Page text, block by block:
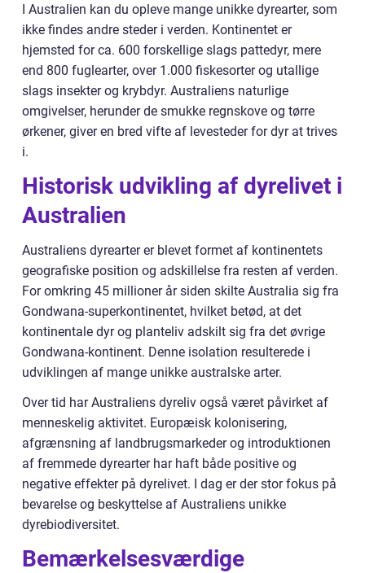
I Australien kan du opleve mange unikke dyrearter, som
ikke findes andre steder i verden. Kontinentet er
hjemsted for ca. 600 forskellige slags pattedyr, mere
end 800 fuglearter, over 1.000 fiskesorter og utallige
slags insekter og krybdyr. Australiens naturlige
omgivelser, herunder de smukke regnskove og tørre
ørkener, giver en bred vifte af levesteder for dyr at trives
i.
Historisk udvikling af dyrelivet i
Australien
Australiens dyrearter er blevet formet af kontinentets
geografiske position og adskillelse fra resten af verden.
For omkring 45 millioner år siden skilte Australia sig fra
Gondwana-superkontinentet, hvilket betød, at det
kontinentale dyr og planteliv adskilt sig fra det øvrige
Gondwana-kontinent. Denne isolation resulterede i
udviklingen af mange unikke australske arter.
Over tid har Australiens dyreliv også været påvirket af
menneskelig aktivitet. Europæisk kolonisering,
afgrænsning af landbrugsmarkeder og introduktionen
af fremmede dyrearter har haft både positive og
negative effekter på dyrelivet. I dag er der stor fokus på
bevarelse og beskyttelse af Australiens unikke
dyrebiodiversitet.
Bemærkelsesværdige